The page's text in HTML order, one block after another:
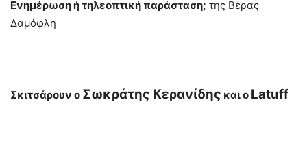
Ενημέρωση ή τηλεοπτική παράσταση; της Βέρας
Δαμόφλη
Σκιτσάρουν ο Σωκράτης Κερανίδης και ο Latuff